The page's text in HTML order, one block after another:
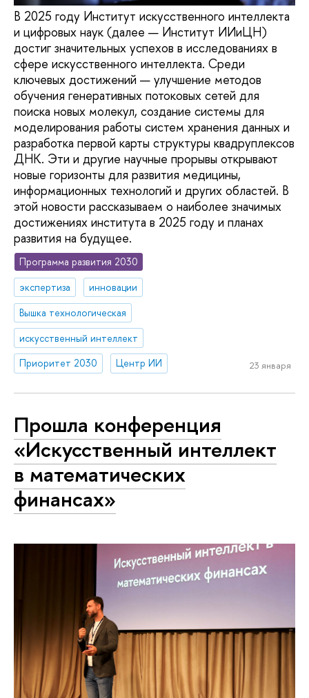
В 2025 году Институт искусственного интеллекта
и цифровых наук (далее — Институт ИИиЦН)
достиг значительных успехов в исследованиях в
сфере искусственного интеллекта. Среди
ключевых достижений — улучшение методов
обучения генеративных потоковых сетей для
поиска новых молекул, создание системы для
моделирования работы систем хранения данных и
разработка первой карты структуры квадруплексов
ДНК. Эти и другие научные прорывы открывают
новые горизонты для развития медицины,
информационных технологий и других областей. В
этой новости рассказываем о наиболее значимых
достижениях института в 2025 году и планах
развития на будущее.
Программа развития 2030
экспертиза
инновации
Вышка технологическая
искусственный интеллект
Приоритет 2030
Центр ИИ 23 января
Прошла конференция
«Искусственный интеллект
в математических
финансах»